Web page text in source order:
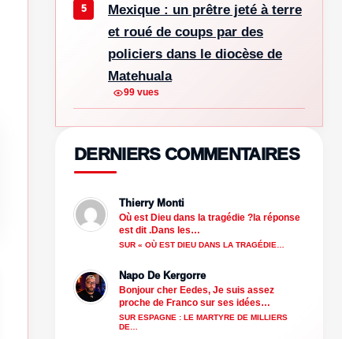
Mexique : un prêtre jeté à terre
et roué de coups par des
policiers dans le diocèse de
Matehuala
99 vues
DERNIERS COMMENTAIRES
Thierry Monti
Où est Dieu dans la tragédie ?la réponse
est dit .Dans les…
SUR « OÙ EST DIEU DANS LA TRAGÉDIE…
Napo De Kergorre
Bonjour cher Eedes, Je suis assez
proche de Franco sur ses idées…
SUR ESPAGNE : LE MARTYRE DE MILLIERS
DE…